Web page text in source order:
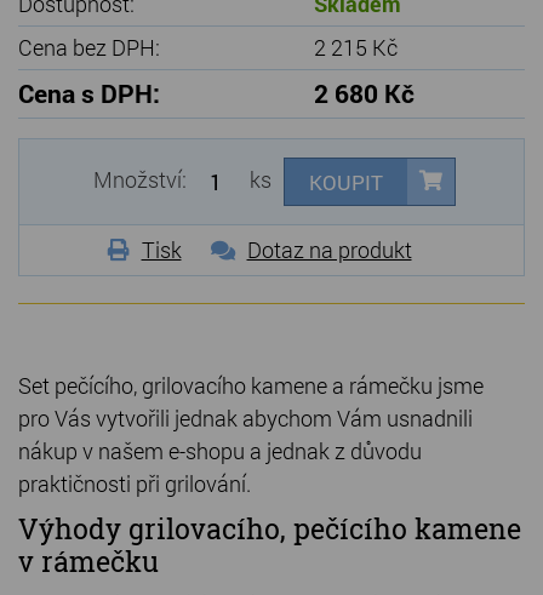
Cena bez DPH:
2 215 Kč
Cena s DPH: 2 680 Kč
Množství: ks KOUPIT
Tisk Dotaz na produkt
Set pečícího, grilovacího kamene a rámečku jsme
pro Vás vytvořili jednak abychom Vám usnadnili
nákup v našem e-shopu a jednak z důvodu
praktičnosti při grilování.
Výhody grilovacího, pečícího kamene
v rámečku